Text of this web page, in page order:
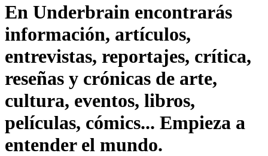
En Underbrain encontrarás
información, artículos,
entrevistas, reportajes, crítica,
reseñas y crónicas de arte,
cultura, eventos, libros,
películas, cómics... Empieza a
entender el mundo.